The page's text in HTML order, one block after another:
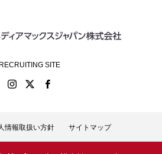
RECRUITING SITE
情報取扱い方針 サイトマップ